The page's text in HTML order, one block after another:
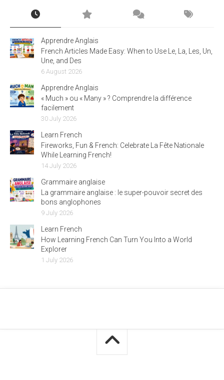
Apprendre Anglais
French Articles Made Easy: When to Use Le, La, Les, Un,
Une, and Des
6 August 2026
Apprendre Anglais
« Much » ou « Many » ? Comprendre la différence
facilement
30 July 2026
Learn French
Fireworks, Fun & French: Celebrate La Fête Nationale
While Learning French!
14 July 2026
Grammaire anglaise
La grammaire anglaise : le super-pouvoir secret des
bons anglophones
9 July 2026
Learn French
How Learning French Can Turn You Into a World
Explorer
1 July 2026